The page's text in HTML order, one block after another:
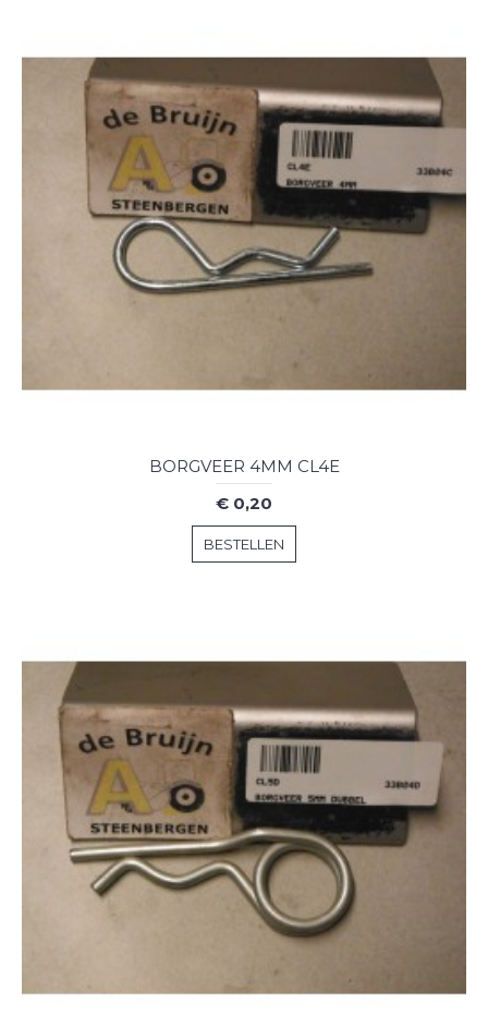
BORGVEER 4MM CL4E
€ 0,20
BESTELLEN